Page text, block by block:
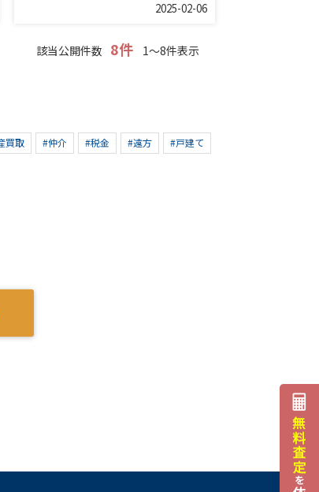
2025-02-06
該当公開件数 8件 1～8件表示
買取 #仲介 #税金 #遠方
#戸建て